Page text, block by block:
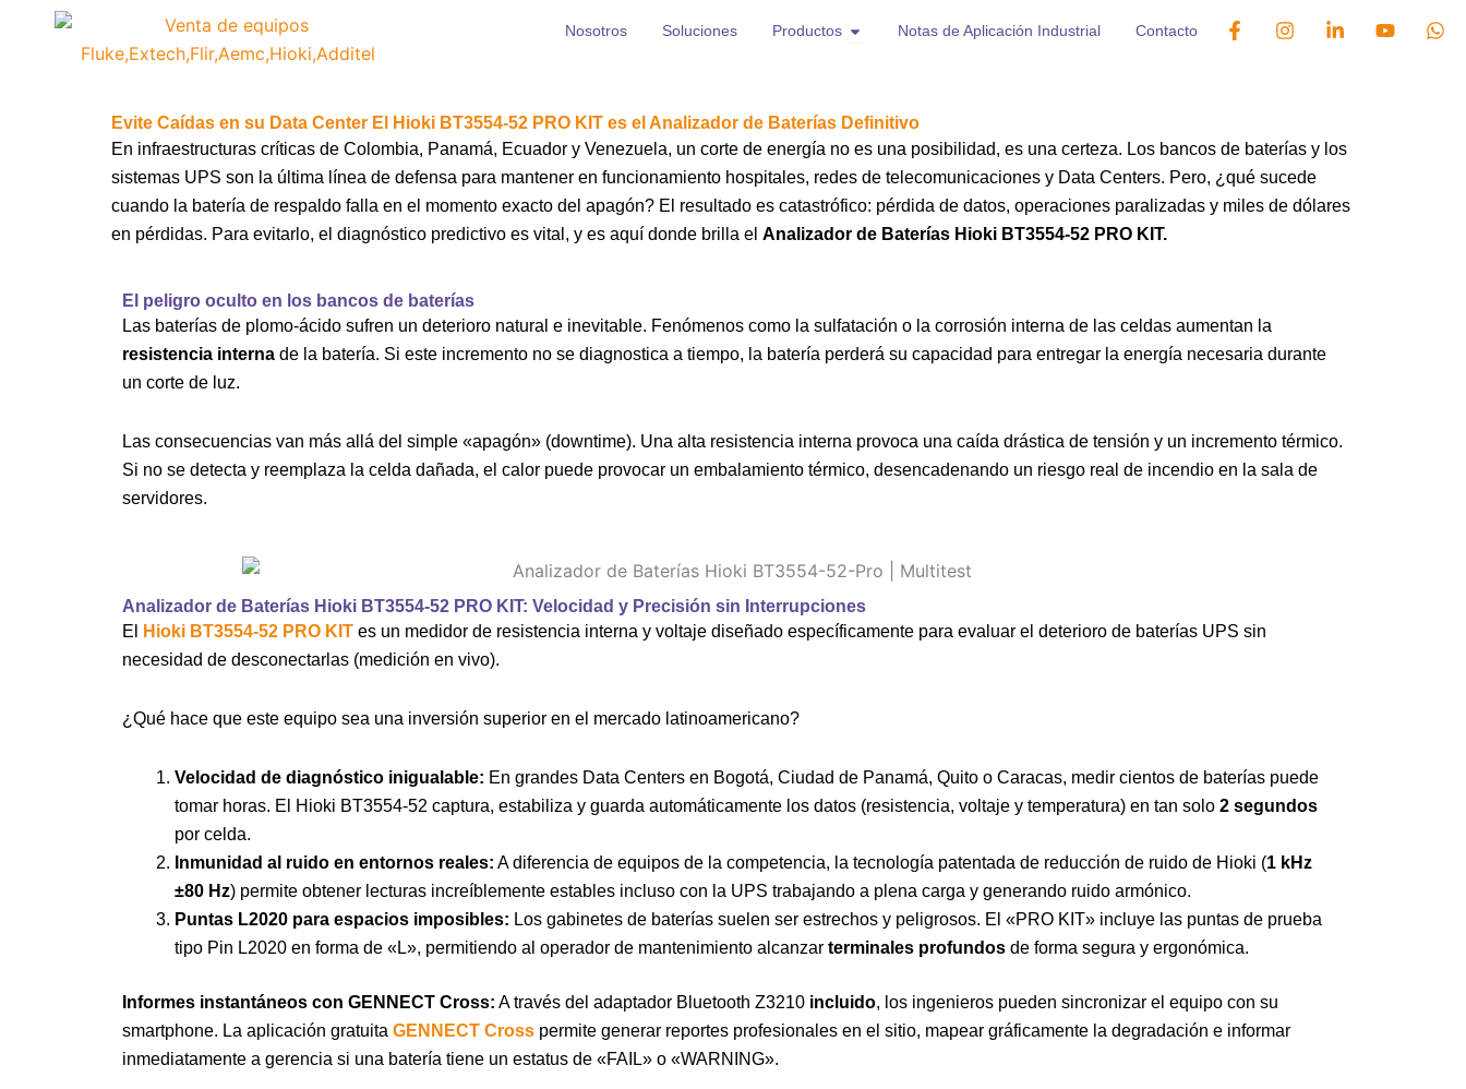
contenido
Nosotros Soluciones Productos Open Productos
Notas de Aplicación Industrial Contacto
F
a
k
-
f
I
n
r
a
m
i
n
n
Y
o
W
h
Evite Caídas en su Data Center El Hioki BT3554-52 PRO KIT es el Analizador de Baterías Definitivo
En infraestructuras críticas de Colombia, Panamá, Ecuador y Venezuela, un corte de energía no es una posibilidad, es una certeza. Los bancos de baterías y los
sistemas UPS son la última línea de defensa para mantener en funcionamiento hospitales, redes de telecomunicaciones y Data Centers. Pero, ¿qué sucede
cuando la batería de respaldo falla en el momento exacto del apagón? El resultado es catastrófico: pérdida de datos, operaciones paralizadas y miles de dólares
en pérdidas. Para evitarlo, el diagnóstico predictivo es vital, y es aquí donde brilla el Analizador de Baterías Hioki BT3554-52 PRO KIT.
El peligro oculto en los bancos de baterías
Las baterías de plomo-ácido sufren un deterioro natural e inevitable. Fenómenos como la sulfatación o la corrosión interna de las celdas aumentan la
resistencia interna de la batería. Si este incremento no se diagnostica a tiempo, la batería perderá su capacidad para entregar la energía necesaria durante
un corte de luz.
Las consecuencias van más allá del simple «apagón» (downtime). Una alta resistencia interna provoca una caída drástica de tensión y un incremento térmico.
Si no se detecta y reemplaza la celda dañada, el calor puede provocar un embalamiento térmico, desencadenando un riesgo real de incendio en la sala de
servidores.
Analizador de Baterías Hioki BT3554-52 PRO KIT: Velocidad y Precisión sin Interrupciones
El
Hioki BT3554-52 PRO KIT es un medidor de resistencia interna y voltaje diseñado específicamente para evaluar el deterioro de baterías UPS sin
necesidad de desconectarlas (medición en vivo).
¿Qué hace que este equipo sea una inversión superior en el mercado latinoamericano?
Velocidad de diagnóstico inigualable: En grandes Data Centers en Bogotá, Ciudad de Panamá, Quito o Caracas, medir cientos de baterías puede
tomar horas. El Hioki BT3554-52 captura, estabiliza y guarda automáticamente los datos (resistencia, voltaje y temperatura) en tan solo 2 segundos
por celda.
Inmunidad al ruido en entornos reales: A diferencia de equipos de la competencia, la tecnología patentada de reducción de ruido de Hioki (1 kHz
±80 Hz) permite obtener lecturas increíblemente estables incluso con la UPS trabajando a plena carga y generando ruido armónico.
Puntas L2020 para espacios imposibles: Los gabinetes de baterías suelen ser estrechos y peligrosos. El «PRO KIT» incluye las puntas de prueba
tipo Pin L2020 en forma de «L», permitiendo al operador de mantenimiento alcanzar terminales profundos de forma segura y ergonómica.
Informes instantáneos con GENNECT Cross: A través del adaptador Bluetooth Z3210 incluido, los ingenieros pueden sincronizar el equipo con su
smartphone. La aplicación gratuita GENNECT Cross permite generar reportes profesionales en el sitio, mapear gráficamente la degradación e informar
inmediatamente a gerencia si una batería tiene un estatus de «FAIL» o «WARNING».